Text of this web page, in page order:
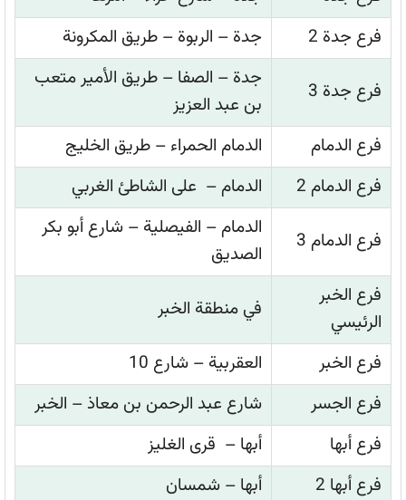
فرع جدة 2
جدة – الربوة – طريق المكرونة
فرع جدة 3
جدة – الصفا – طريق الأمير متعب
بن عبد العزيز
فرع الدمام
الدمام الحمراء – طريق الخليج
فرع الدمام 2
الدمام – على الشاطئ الغربي
فرع الدمام 3
الدمام – الفيصلية – شارع أبو بكر
الصديق
فرع الخبر
الرئيسي
في منطقة الخبر
فرع الخبر
العقربية – شارع 10
فرع الجسر
شارع عبد الرحمن بن معاذ – الخبر
فرع أبها
أبها – قرى الغليز
فرع أبها 2
أبها – شمسان